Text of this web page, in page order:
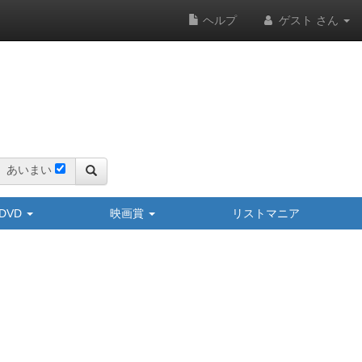
ヘルプ ゲスト さん
あいまい
映画賞 リストマニア